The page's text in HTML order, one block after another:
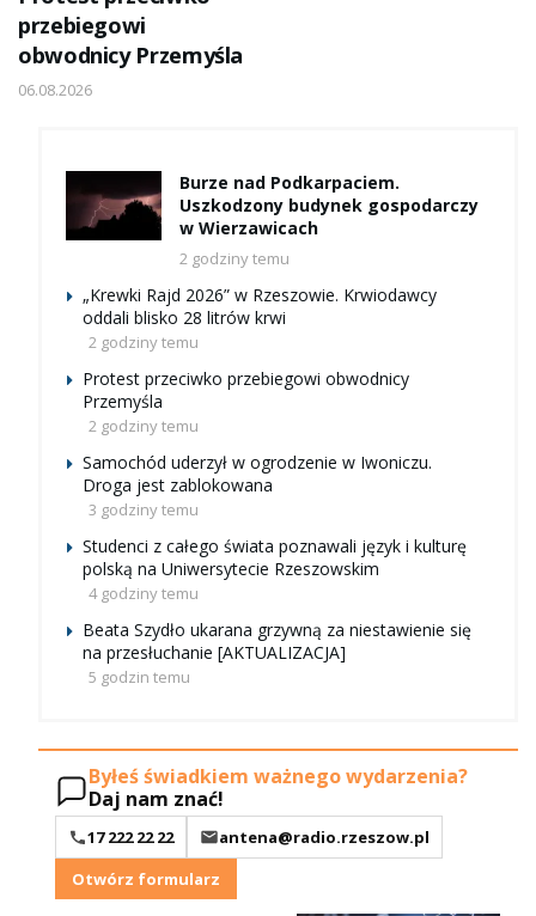
przebiegowi
obwodnicy Przemyśla
06.08.2026
Burze nad Podkarpaciem.
Uszkodzony budynek gospodarczy
w Wierzawicach
2 godziny temu
„Krewki Rajd 2026” w Rzeszowie. Krwiodawcy
oddali blisko 28 litrów krwi
2 godziny temu
Protest przeciwko przebiegowi obwodnicy
Przemyśla
2 godziny temu
Samochód uderzył w ogrodzenie w Iwoniczu.
Droga jest zablokowana
3 godziny temu
Studenci z całego świata poznawali język i kulturę
polską na Uniwersytecie Rzeszowskim
4 godziny temu
Beata Szydło ukarana grzywną za niestawienie się
na przesłuchanie [AKTUALIZACJA]
5 godzin temu
Byłeś świadkiem ważnego wydarzenia?
Daj nam znać!
17 222 22 22
antena@radio.rzeszow.pl
Otwórz formularz